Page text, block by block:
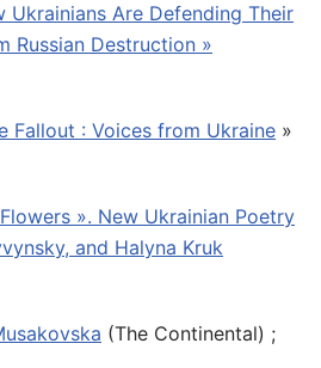
Ukrainians Are Defending Their
Russian Destruction »
Fallout : Voices from Ukraine »
». New Ukrainian Poetry
and Halyna Kruk
(The Continental) ;